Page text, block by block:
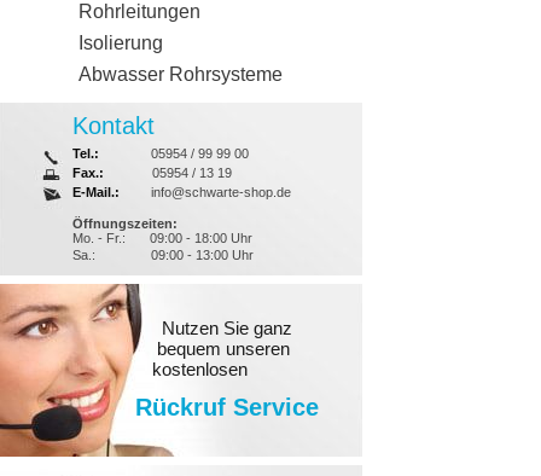
Rohrleitungen
Isolierung
Abwasser Rohrsysteme
Kontakt
Tel.:
05954 / 99 99 00
Fax.:
05954 / 13 19
E-Mail.:
info@schwarte-shop.de
Öffnungszeiten:
Mo. - Fr.:
09:00 - 18:00 Uhr
Sa.:
09:00 - 13:00 Uhr
Nutzen Sie ganz
bequem unseren
kostenlosen
Rückruf Service